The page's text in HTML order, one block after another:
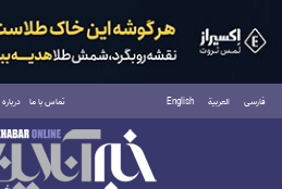
فارسی العربية English تماس با ما درباره
جمعه ۱۶ مرداد ۱۴۰۵